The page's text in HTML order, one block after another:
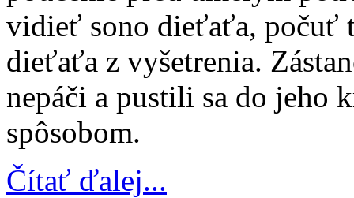
vidieť sono dieťaťa, počuť
dieťaťa z vyšetrenia.
nepáči a pustili sa do jeho
spôsobom.
Čítať ďalej...